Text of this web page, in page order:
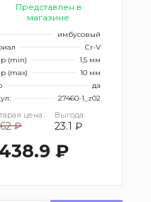
Представлен в
магазине
имбусовый
Cr-V
(min)
1,5 мм
(max)
10 мм
да
27460-1_z02
цена:
₽
Выгода:
23.1 ₽
₽